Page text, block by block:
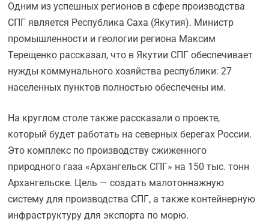
Одним из успешных регионов в сфере производства
СПГ является Республика Саха (Якутия). Министр
промышленности и геологии региона Максим
Терещенко рассказал, что в Якутии СПГ обеспечивает
нужды коммунального хозяйства республики: 27
населенных пунктов полностью обеспечены им.
На круглом столе также рассказали о проекте,
который будет работать на северных берегах России.
Это комплекс по производству сжиженного
природного газа «Архангельск СПГ» на 150 тыс. тонн
Архангельске. Цель — создать малотоннажную
систему для производства СПГ, а также контейнерную
инфраструктуру для экспорта по морю.